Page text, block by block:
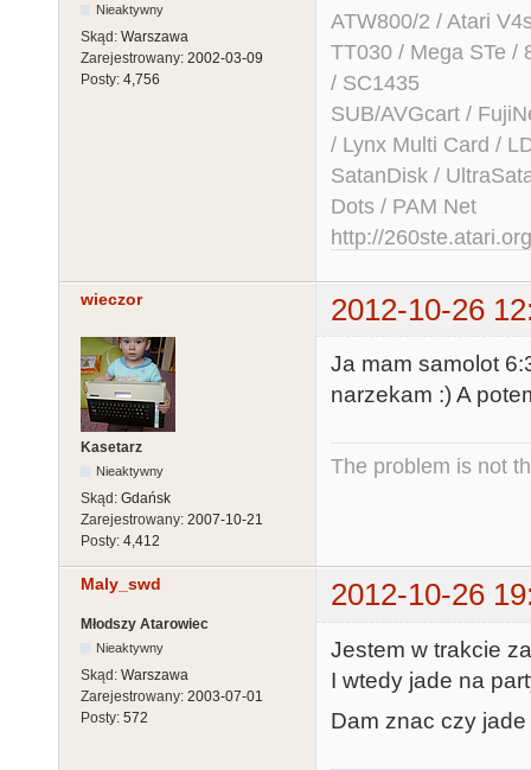
Nieaktywny
Skąd: Warszawa
Zarejestrowany: 2002-03-09
Posty: 4,756
ATW800/2 / Atari
TT030 / Mega STe /
/ SC1435
SUB/AVGcart /
/ Lynx Multi Card /
SatanDisk /
Dots / PAM Net
http://260ste.atari.org
wieczor 2012-10-26
Kasetarz
Nieaktywny
Skąd: Gdańsk
Zarejestrowany: 2007-10-21
Posty: 4,412
Ja mam samolot
narzekam :) A
The problem is not
Maly_swd 2012-10-26
Młodszy Atarowiec
Nieaktywny
Skąd: Warszawa
Zarejestrowany: 2003-07-01
Posty: 572
Jestem w trakcie
I wtedy jade na
Dam znac czy